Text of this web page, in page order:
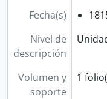
Fecha(s)
Nivel de
descripción
Volumen y
soporte
1